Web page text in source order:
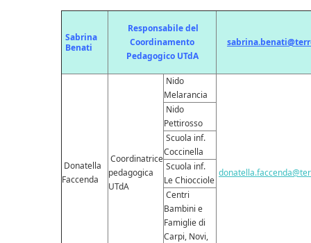
Sabrina
Benati
Responsabile del
Coordinamento
PedagogicoUTdA
Donatella
Faccenda
Coordinatrice
pedagogica
UTdA
Nido
Melarancia
Nido
Pettirosso
Scuola inf.
Coccinella
Scuola inf.
Le Chiocciole
Centri
Bambini e
Famiglie di
Carpi, Novi,